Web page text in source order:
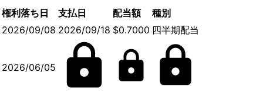
権利落ち日 支払日 配当額
種別
2026/09/08 2026/09/18 $0.7000 四半期配当
2026/06/05